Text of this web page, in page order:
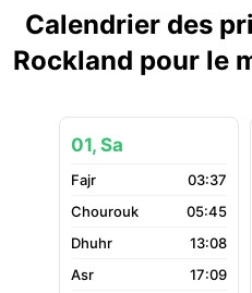
Calendrier des
Rockland pour le
01, Sa
03:37
05:45
13:08
17:09